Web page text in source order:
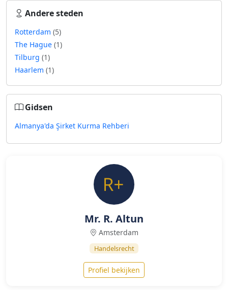
Andere steden
Rotterdam (5)
The Hague (1)
Tilburg (1)
Haarlem (1)
Gidsen
Almanya'da Şirket Kurma Rehberi
Mr. R. Altun
Amsterdam
Handelsrecht
Profiel bekijken